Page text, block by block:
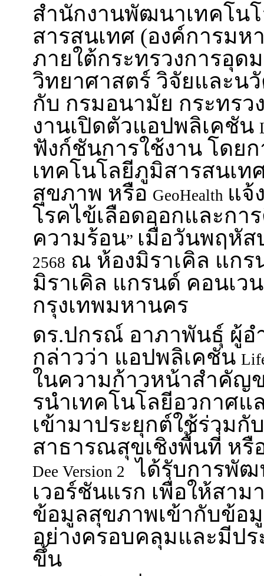
สำนักงานพัฒนาเทคโน
สารสนเทศ (องค์การม
ภายใต้กระทรวงการอุด
วิทยาศาสตร์ วิจัยและน
กับ กรมอนามัย กระทร
งานเปิดตัวแอปพลิเคชัน
ฟังก์ชันการใช้งาน โดยก
เทคโนโลยีภูมิสารสนเท
สุขภาพ หรือ GeoHealth แจ้
โรคไข้เลือดออกและกา
ความร้อน” เมื่อวันพฤหั
2568 ณ ห้องมิราเคิล แก
มิราเคิล แกรนด์ คอนเว
กรุงเทพมหานคร
ดร.ปกรณ์ อาภาพันธุ์ ผู้อ
กล่าวว่า แอปพลิเคชัน
ในความก้าวหน้าสำคัญ
รนําเทคโนโลยีอวกาศแ
เข้ามาประยุกต์ใช้ร่วมกั
สาธารณสุขเชิงพื้นที่ หรื
Dee Version 2
ได้รับการพั
เวอร์ชันแรก เพื่อให้สาม
ข้อมูลสุขภาพเข้ากับข้อ
อย่างครอบคลุมและมีป
ขึ้น